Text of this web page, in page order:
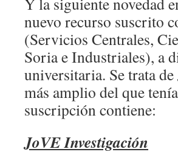
nuevo recurso suscrito
(Servicios Centrales,
Soria e Industriales), a
universitaria. Se trata de
más amplio del que
suscripción contiene:
JoVE Investigación